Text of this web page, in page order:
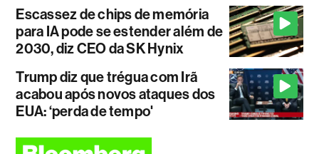
Escassez de chips de memória
para IA pode se estender além de
2030, diz CEO da SK Hynix
Trump diz que trégua com Irã
acabou após novos ataques dos
EUA: ‘perda de tempo'